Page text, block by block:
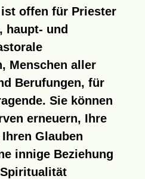
offen für Priester
haupt- und
Menschen aller
Berufungen, für
Sie können
erneuern, Ihre
Glauben
innige Beziehung